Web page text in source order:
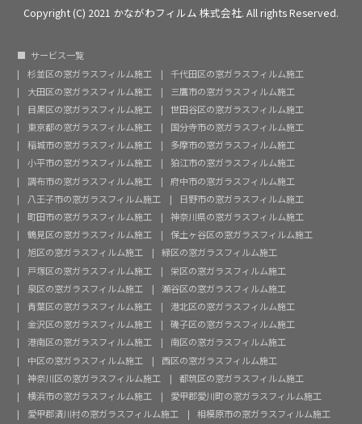
Copyright (C) 2021 かながわフィルム 株式会社. All rights Reserved.
サービス一覧
杉並区の窓ガラスフィルム施工
千代田区の窓ガラスフィルム施工
大田区の窓ガラスフィルム施工
三鷹市の窓ガラスフィルム施工
目黒区の窓ガラスフィルム施工
世田谷区の窓ガラスフィルム施工
東京都の窓ガラスフィルム施工
国分寺市の窓ガラスフィルム施工
稲城市の窓ガラスフィルム施工
多摩市の窓ガラスフィルム施工
小平市の窓ガラスフィルム施工
狛江市の窓ガラスフィルム施工
調布市の窓ガラスフィルム施工
府中市の窓ガラスフィルム施工
八王子市の窓ガラスフィルム施工
日野市の窓ガラスフィルム施工
町田市の窓ガラスフィルム施工
神奈川県の窓ガラスフィルム施工
鶴見区の窓ガラスフィルム施工
保土ヶ谷区の窓ガラスフィルム施工
旭区の窓ガラスフィルム施工
緑区の窓ガラスフィルム施工
戸塚区の窓ガラスフィルム施工
栄区の窓ガラスフィルム施工
泉区の窓ガラスフィルム施工
瀬谷区の窓ガラスフィルム施工
青葉区の窓ガラスフィルム施工
港北区の窓ガラスフィルム施工
金沢区の窓ガラスフィルム施工
磯子区の窓ガラスフィルム施工
港南区の窓ガラスフィルム施工
南区の窓ガラスフィルム施工
中区の窓ガラスフィルム施工
西区の窓ガラスフィルム施工
神奈川区の窓ガラスフィルム施工
都筑区の窓ガラスフィルム施工
横浜市の窓ガラスフィルム施工
愛甲郡愛川町の窓ガラスフィルム施工
愛甲郡清川村の窓ガラスフィルム施工
相模原市の窓ガラスフィルム施工